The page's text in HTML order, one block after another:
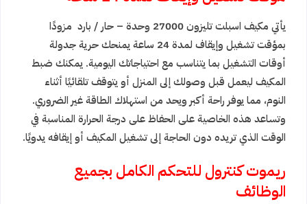
يأتي مكيف اسبلت تليزون 27000 وحدة – حار / بارد مزودًا
بمؤقت تشغيل وإيقاف لمدة 24 ساعة يمنحك حرية جدولة
أوقات التشغيل بما يتناسب مع احتياجاتك اليومية. يمكنك ضبط
المكيف ليعمل قبل وصولك إلى المنزل أو يتوقف تلقائيًا أثناء
النوم، مما يوفر راحة أكبر ويحد من استهلاك الطاقة غير الضروري.
وتساعد هذه الخاصية على الحفاظ على درجة الحرارة المناسبة في
الوقت الذي تريده دون الحاجة إلى تشغيل المكيف أو إيقافه يدويًا.
ريموت كنترول للتحكم الكامل بجميع
الوظائف